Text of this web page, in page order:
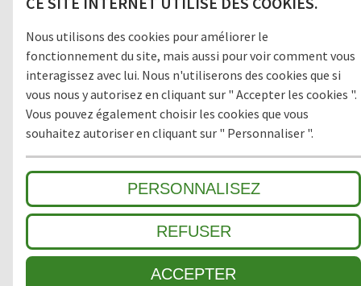
Nous utilisons des cookies pour améliorer le
fonctionnement du site, mais aussi pour voir comment vous
interagissez avec lui. Nous n'utiliserons des cookies que si
vous nous y autorisez en cliquant sur " Accepter les cookies ".
Vous pouvez également choisir les cookies que vous
souhaitez autoriser en cliquant sur " Personnaliser ".
PERSONNALISEZ
REFUSER
ACCEPTER
immeubles de bureaux, il est essentiel de donner une bonne
première impression. En installant unpaillasson
encastrable sur mesure, vous assurez à la fois une excellente
propreté des lieux, une sécurité accrue et une bonne image
de marque.
Spécialisés dans lavente et la pose de tous types de tapis
d'entrée, en intérieur ou en extérieur, nous apportons notre
expertise afin de vous livrer un produit parfaitement ajusté à
vos contraintes et en toute conformité.
POURQUOI FAIRE LE CHOIX D'INSTALLER UN
PAILLASSON ENCASTRABLE SUR MESURE DANS SON